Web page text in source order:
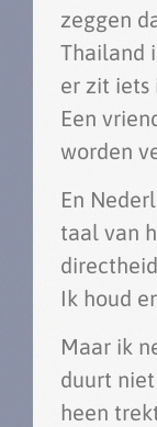
zeggen
Thailand
er zit iets
Een
worden
En
taal van
Ik houd
Maar ik
duurt
heen